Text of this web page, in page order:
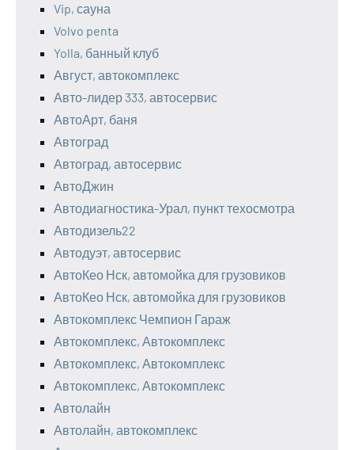
Vip, сауна
Volvo penta
Yolla, банный клуб
Август, автокомплекс
Авто-лидер 333, автосервис
АвтоАрт, баня
Автоград
Автоград, автосервис
АвтоДжин
Автодиагностика-Урал, пункт техосмотра
Автодизель22
Автодуэт, автосервис
АвтоКео Нск, автомойка для грузовиков
АвтоКео Нск, автомойка для грузовиков
Автокомплекс Чемпион Гараж
Автокомплекс, Автокомплекс
Автокомплекс, Автокомплекс
Автокомплекс, Автокомплекс
Автолайн
Автолайн, автокомплекс